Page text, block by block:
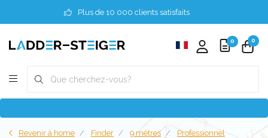
Plus de 10 000 clients satisfaits
0 0
Revenir à home Finder 9 mètres
Professionnel